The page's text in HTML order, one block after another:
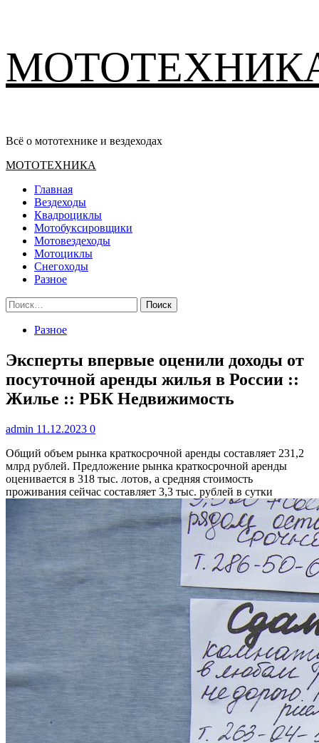
содержимому
Всё о мототехнике и вездеходах
Основное
МОТОТЕХНИКА
Главная
Вездеходы
Квадроциклы
Мотобуксировщики
Мотовездеходы
Мотоциклы
Снегоходы
Разное
Найти:
Разное
Эксперты впервые оценили доходы от
посуточной аренды жилья в России ::
Жилье :: РБК Недвижимость
admin 11.12.2023 0
Общий объем рынка краткосрочной аренды составляет 231,2
млрд рублей. Предложение рынка краткосрочной аренды
оценивается в 318 тыс. лотов, а средняя стоимость
проживания сейчас составляет 3,3 тыс. рублей в сутки